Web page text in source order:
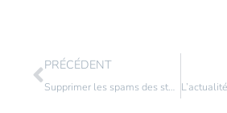
PRÉCÉDENT
Supprimer les spams des statistiques Google analytics